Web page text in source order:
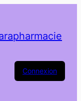
Connexion